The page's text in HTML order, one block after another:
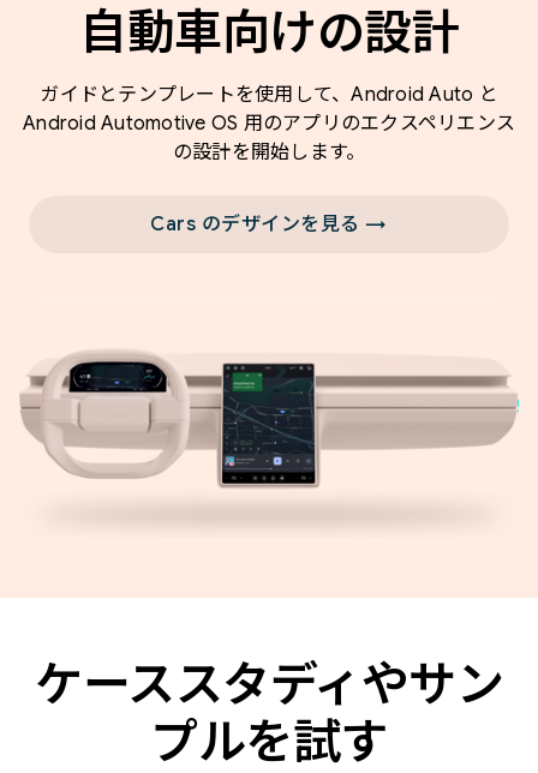
自動車向けの設計
ガイドとテンプレートを使用して、Android Auto と
Android Automotive OS 用のアプリのエクスペリエンス
の設計を開始します。
Cars のデザインを見る →
ケーススタディやサン
プルを試す